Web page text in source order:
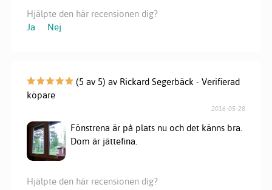
Hjälpte den här recensionen dig?
Ja
Nej
(5 av 5) av Rickard Segerbäck - Verifierad
köpare
2016-05-28
Fönstrena är på plats nu och det känns bra.
Dom är jättefina.
Hjälpte den här recensionen dig?